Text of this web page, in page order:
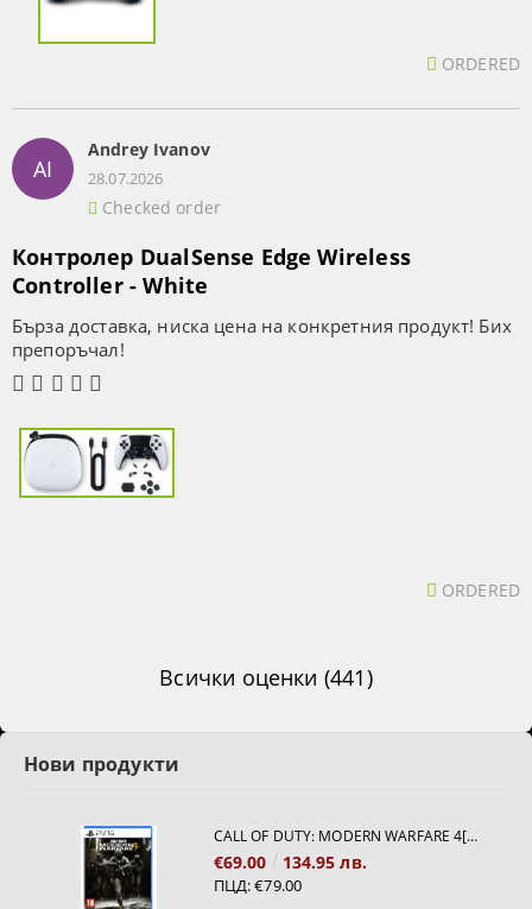
ORDERED
AI
Andrey Ivanov
28.07.2026
Checked order
Контролер DualSense Edge Wireless
Controller - White
Бърза доставка, ниска цена на конкретния продукт! Бих
препоръчал!
ORDERED
Всички оценки (441)
Нови продукти
CALL OF DUTY: MODERN WARFARE 4[PS5]
€69.00 134.95 лв.
ПЦД:€79.00